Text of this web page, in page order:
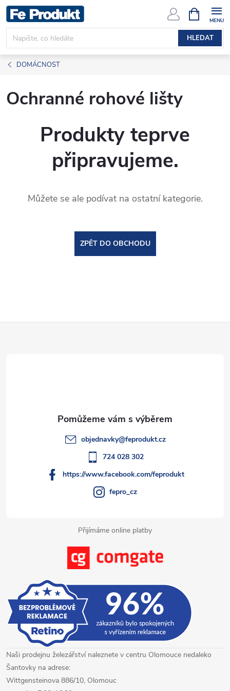
Přejít
na
obsah
HLEDAT
NÁKUPNÍ
KOŠÍK
DOMÁCNOST
Ochranné rohové lišty
Produkty teprve
připravujeme.
Můžete se ale podívat na ostatní kategorie.
ZPĚT DO OBCHODU
Přijímáme online platby
objednavky@feprodukt.cz
724 028 302
https://www.facebook.com/feprodukt
fepro_cz
Naši prodejnu železářství naleznete v centru Olomouce nedaleko
Šantovky na adrese:
Wittgensteinova 886/10, Olomouc